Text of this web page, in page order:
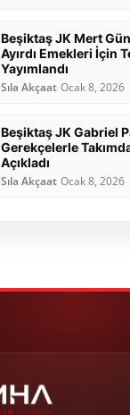
Beşiktaş JK Mert
Ayırdı Emekleri İçin
Yayımlandı
Sıla Akçaat Ocak 8, 2026
Beşiktaş JK Gabriel
Gerekçelerle
Açıkladı
Sıla Akçaat Ocak 8, 2026